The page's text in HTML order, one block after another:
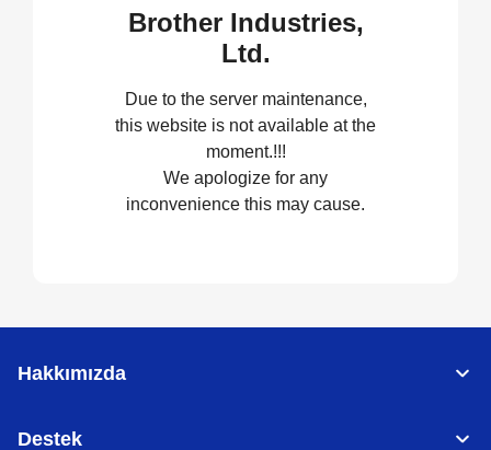
Brother Industries,
Ltd.
Due to the server maintenance,
this website is not available at the
moment.!!!
We apologize for any
inconvenience this may cause.
Hakkımızda
Destek